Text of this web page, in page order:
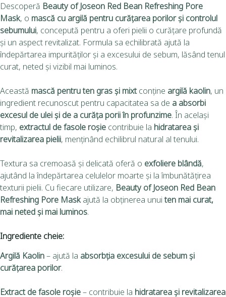
Descoperă Beauty of Joseon Red Bean Refreshing Pore
Mask, o mască cu argilă pentru curățarea porilor și controlul
sebumului, concepută pentru a oferi pielii o curățare profundă
și un aspect revitalizat. Formula sa echilibrată ajută la
îndepărtarea impurităților și a excesului de sebum, lăsând tenul
curat, neted și vizibil mai luminos.
Această mască pentru ten gras și mixtconține argilă kaolin, un
ingredient recunoscut pentru capacitatea sa de a absorbi
excesul de ulei și de a curăța porii în profunzime. În același
timp, extractul de fasole roșie contribuie la hidratarea și
revitalizarea pielii, menținând echilibrul natural al tenului.
Textura sa cremoasă și delicată oferă o exfoliere blândă,
ajutând la îndepărtarea celulelor moarte și la îmbunătățirea
texturii pielii. Cu fiecare utilizare, Beauty of Joseon Red Bean
Refreshing Pore Maskajută la obținerea unuiten mai curat,
mai neted și mai luminos.
Ingrediente cheie:
Argilă Kaolin– ajută la absorbția excesului de sebum și
curățarea porilor.
Extract de fasole roșie– contribuie la hidratarea și revitalizarea